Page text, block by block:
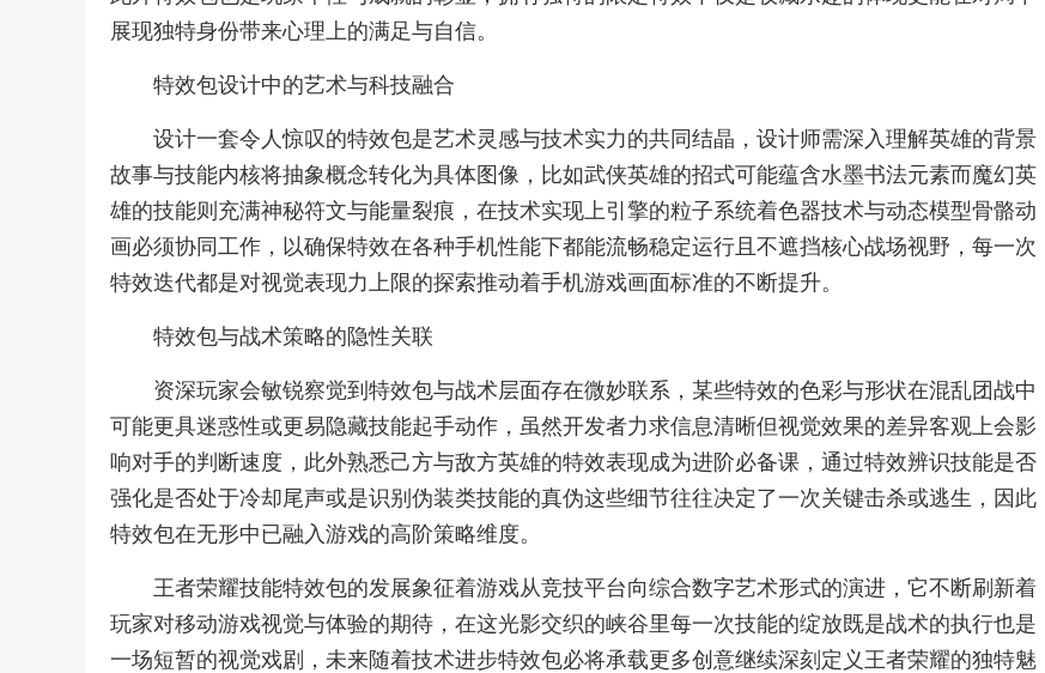
展现独特身份带来心理上的满足与自信。
特效包设计中的艺术与科技融合
设计一套令人惊叹的特效包是艺术灵感与技术实力的共同结晶，设计师需深入理解英雄的背景
故事与技能内核将抽象概念转化为具体图像，比如武侠英雄的招式可能蕴含水墨书法元素而魔幻英
雄的技能则充满神秘符文与能量裂痕，在技术实现上引擎的粒子系统着色器技术与动态模型骨骼动
画必须协同工作，以确保特效在各种手机性能下都能流畅稳定运行且不遮挡核心战场视野，每一次
特效迭代都是对视觉表现力上限的探索推动着手机游戏画面标准的不断提升。
特效包与战术策略的隐性关联
资深玩家会敏锐察觉到特效包与战术层面存在微妙联系，某些特效的色彩与形状在混乱团战中
可能更具迷惑性或更易隐藏技能起手动作，虽然开发者力求信息清晰但视觉效果的差异客观上会影
响对手的判断速度，此外熟悉己方与敌方英雄的特效表现成为进阶必备课，通过特效辨识技能是否
强化是否处于冷却尾声或是识别伪装类技能的真伪这些细节往往决定了一次关键击杀或逃生，因此
特效包在无形中已融入游戏的高阶策略维度。
王者荣耀技能特效包的发展象征着游戏从竞技平台向综合数字艺术形式的演进，它不断刷新着
玩家对移动游戏视觉与体验的期待，在这光影交织的峡谷里每一次技能的绽放既是战术的执行也是
一场短暂的视觉戏剧，未来随着技术进步特效包必将承载更多创意继续深刻定义王者荣耀的独特魅